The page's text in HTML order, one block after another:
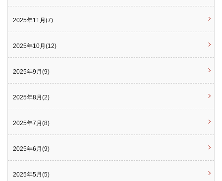
2025年11月(7)
2025年10月(12)
2025年9月(9)
2025年8月(2)
2025年7月(8)
2025年6月(9)
2025年5月(5)